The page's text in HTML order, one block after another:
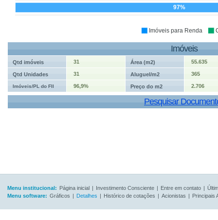
97%
Imóveis para Renda
Imóveis
Qtd imóveis 31 Área (m2) 55.635
Qtd Unidades 31 Aluguel/m2 365
Imóveis/PL do FII 96,9% Preço do m2 2.706
Pesquisar
Menu institucional: Página inicial | Investimento Consciente | Entre em contato |
Menu software: Gráficos | Detalhes | Histórico de cotações | Acionistas | Principais